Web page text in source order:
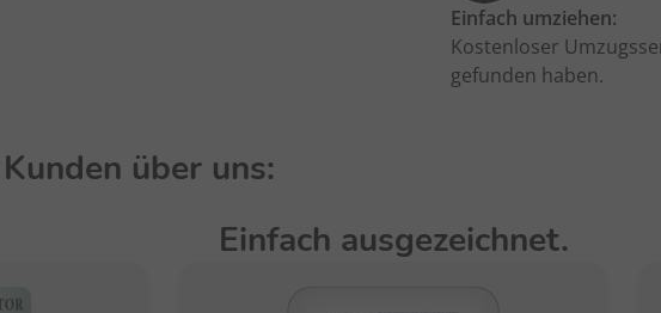
Einfach umziehen:
Kostenloser
gefunden haben.
über uns:
Einfach ausgezeichnet.